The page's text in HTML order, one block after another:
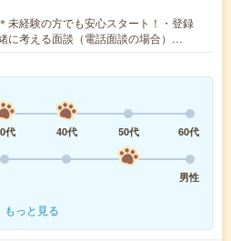
未経験の方でも安心スタート！・登録
に考える面談（電話面談の場合）…
代 40代 50代
60代
男性
もっと見る